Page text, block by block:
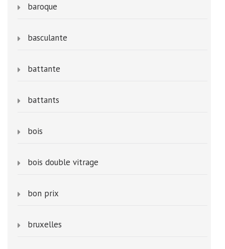
baroque
basculante
battante
battants
bois
bois double vitrage
bon prix
bruxelles